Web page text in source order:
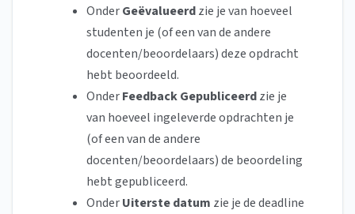
OnderGeëvalueerdzie je van hoeveel
studenten je (of een van de andere
docenten/beoordelaars) deze opdracht
hebt beoordeeld.
OnderFeedback Gepubliceerdzie je
van hoeveel ingeleverde opdrachten je
(of een van de andere
docenten/beoordelaars) de beoordeling
hebt gepubliceerd.
OnderUiterste datum zie je de deadline